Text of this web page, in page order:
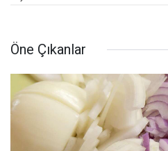
Öne Çıkanlar